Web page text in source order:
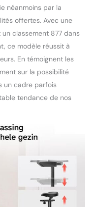
néanmoins par la
offertes. Avec une
classement 877 dans
ce modèle réussit à
En témoignent les
sur la possibilité
un cadre parfois
tendance de nos